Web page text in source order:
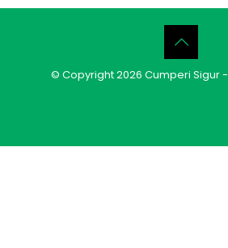
© Copyright 2026 Cumperi Sigur -